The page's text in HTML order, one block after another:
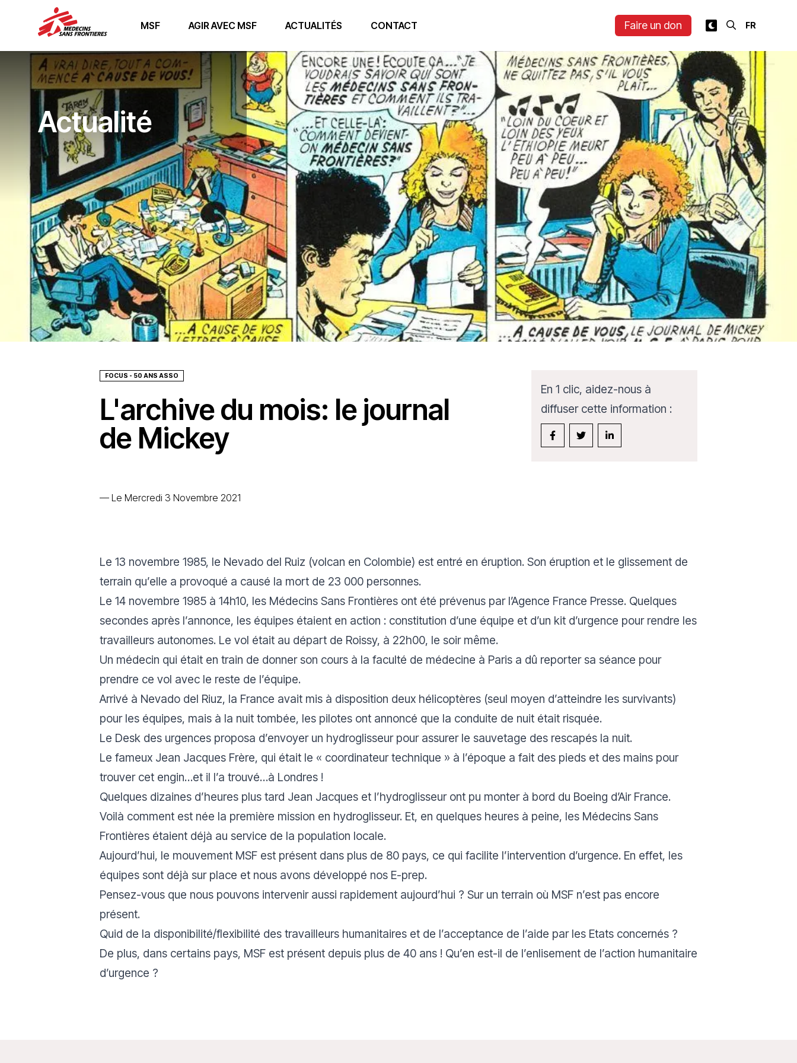
MSF AGIR AVEC MSF ACTUALITÉS CONTACT Faire un don
Actualité
FOCUS - 50 ANS ASSO
L'archive du mois: le journal
de Mickey
— Le Mercredi 3 Novembre 2021
En 1 clic, aidez-nous à
diffuser cette information :
Le 13 novembre 1985, le Nevado del Ruiz (volcan en Colombie) est entré en éruption. Son éruption et le glissement de
terrain qu’elle a provoqué a causé la mort de 23 000 personnes.
Le 14 novembre 1985 à 14h10, les Médecins Sans Frontières ont été prévenus par l’Agence France Presse. Quelques
secondes après l’annonce, les équipes étaient en action : constitution d’une équipe et d’un kit d’urgence pour rendre les
travailleurs autonomes. Le vol était au départ de Roissy, à 22h00, le soir même.
Un médecin qui était en train de donner son cours à la faculté de médecine à Paris a dû reporter sa séance pour
prendre ce vol avec le reste de l’équipe.
Arrivé à Nevado del Riuz, la France avait mis à disposition deux hélicoptères (seul moyen d’atteindre les survivants)
pour les équipes, mais à la nuit tombée, les pilotes ont annoncé que la conduite de nuit était risquée.
Le Desk des urgences proposa d’envoyer un hydroglisseur pour assurer le sauvetage des rescapés la nuit.
Le fameux Jean Jacques Frère, qui était le « coordinateur technique » à l’époque a fait des pieds et des mains pour
trouver cet engin…et il l’a trouvé…à Londres !
Quelques dizaines d’heures plus tard Jean Jacques et l’hydroglisseur ont pu monter à bord du Boeing d’Air France.
Voilà comment est née la première mission en hydroglisseur. Et, en quelques heures à peine, les Médecins Sans
Frontières étaient déjà au service de la population locale.
Aujourd’hui, le mouvement MSF est présent dans plus de 80 pays, ce qui facilite l’intervention d’urgence. En effet, les
équipes sont déjà sur place et nous avons développé nos E-prep.
Pensez-vous que nous pouvons intervenir aussi rapidement aujourd’hui ? Sur un terrain où MSF n’est pas encore
présent.
Quid de la disponibilité/flexibilité des travailleurs humanitaires et de l’acceptance de l’aide par les Etats concernés ?
De plus, dans certains pays, MSF est présent depuis plus de 40 ans ! Qu’en est-il de l’enlisement de l’action humanitaire
d’urgence ?